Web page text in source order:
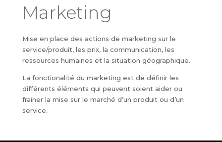
Marketing
Mise en place des actions de marketing sur le
service/produit, les prix, la communication, les
ressources humaines et la situation géographique.
La fonctionalité du marketing est de définir les
différents éléments qui peuvent soient aider ou
frainer la mise sur le marché d’un produit ou d’un
service.